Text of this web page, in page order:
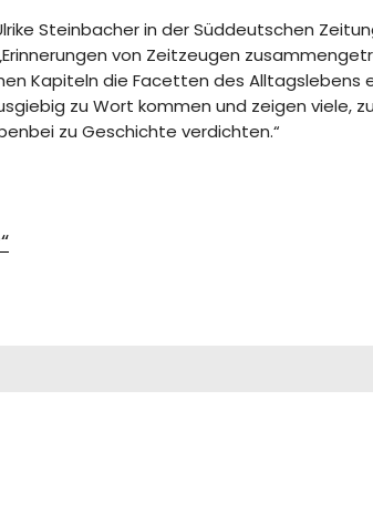
Steinbacher in der Süddeutschen
von Zeitzeugen
Kapiteln die Facetten des
zu Wort kommen und zeigen viele,
zu Geschichte verdichten.“